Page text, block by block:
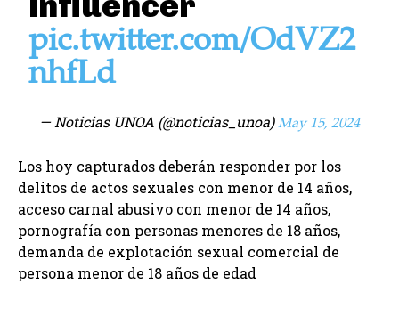
pic.twitter.com/OdVZ2
nhfLd
— Noticias UNOA (@noticias_unoa)May 15, 2024
Los hoy capturados deberán responder por los
delitos de actos sexuales con menor de 14 años,
acceso carnal abusivo con menor de 14 años,
pornografía con personas menores de 18 años,
demanda de explotación sexual comercial de
persona menor de 18 años de edad